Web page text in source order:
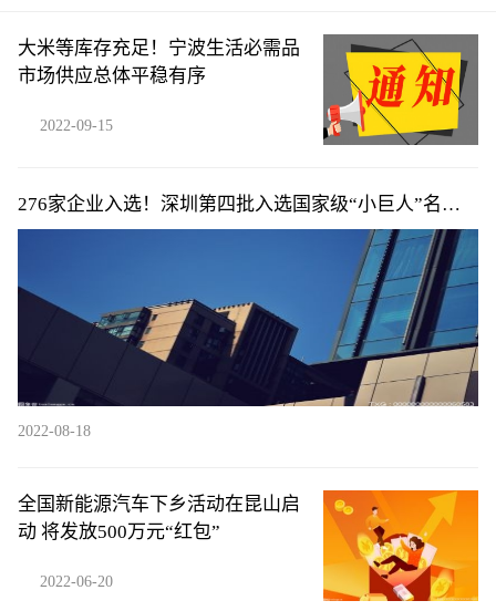
大米等库存充足！宁波生活必需品
市场供应总体平稳有序
2022-09-15
276家企业入选！深圳第四批入选国家级“小巨人”名单
公布
2022-08-18
全国新能源汽车下乡活动在昆山启
动 将发放500万元“红包”
2022-06-20